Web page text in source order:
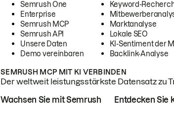
Semrush One
Enterprise
Semrush MCP
Semrush API
Unsere Daten
Demo vereinbaren
Keyword-
Marktanalyse
Lokale SEO
KI-Sentiment der
Backlink-Analyse
SEMRUSH MCP MIT KI VERBINDEN
Der weltweit leistungsstärkste Datensatz zu
Wachsen Sie mit Semrush Entdecken Sie